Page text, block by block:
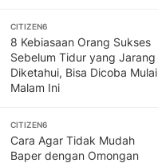
CITIZEN6
8 Kebiasaan Orang Sukses
Sebelum Tidur yang Jarang
Diketahui, Bisa Dicoba Mulai
Malam Ini
CITIZEN6
Cara Agar Tidak Mudah
Baper dengan Omongan